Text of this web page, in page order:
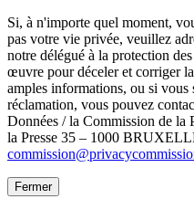
Si, à n'importe quel moment,
pas votre vie privée, veuillez
notre délégué à la protection
œuvre pour déceler et corriger
amples informations, ou si vous
réclamation, vous pouvez
Données / la Commission de la
la Presse 35 – 1000
Fermer